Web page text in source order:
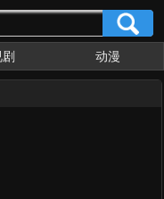
动漫